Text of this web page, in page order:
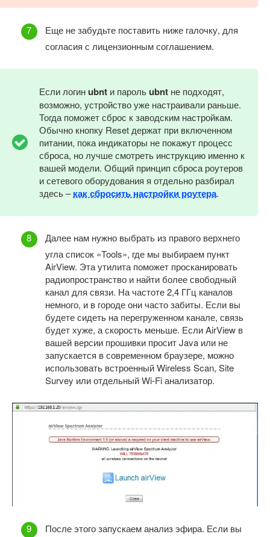
Еще не забудьте поставить ниже галочку, для
согласия с лицензионным соглашением.
Если логинubnt и парольubnt не подходят,
возможно, устройство уже настраивали раньше.
Тогда поможет сброс к заводским настройкам.
Обычно кнопку Reset держат при включенном
питании, пока индикаторы не покажут процесс
сброса, но лучше смотреть инструкцию именно к
вашей модели. Общий принцип сброса роутеров
и сетевого оборудования я отдельно разбирал
здесь –как сбросить настройки роутера.
Далее нам нужно выбрать из правого верхнего
угла список «Tools», где мы выбираем пункт
AirView. Эта утилита поможет просканировать
радиопространство и найти более свободный
канал для связи. На частоте 2,4 ГГц каналов
немного, и в городе они часто забиты. Если вы
будете сидеть на перегруженном канале, связь
будет хуже, а скорость меньше. Если AirView в
вашей версии прошивки просит Java или не
запускается в современном браузере, можно
использовать встроенный Wireless Scan, Site
Survey или отдельный Wi-Fi анализатор.
После этого запускаем анализ эфира. Если вы